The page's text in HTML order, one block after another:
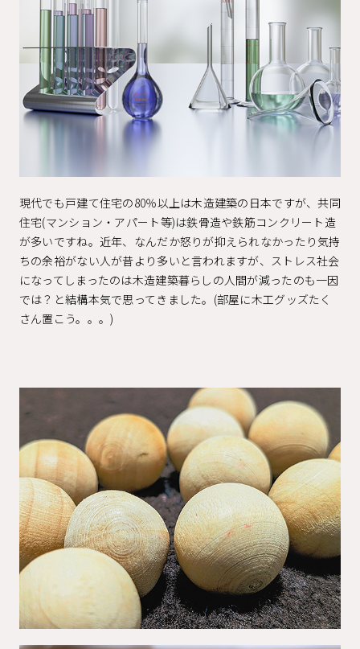
現代でも戸建て住宅の80％以上は木造建築の日本ですが、共同
住宅(マンション・アパート等)は鉄骨造や鉄筋コンクリート造
が多いですね。近年、なんだか怒りが抑えられなかったり気持
ちの余裕がない人が昔より多いと言われますが、ストレス社会
になってしまったのは木造建築暮らしの人間が減ったのも一因
では？と結構本気で思ってきました。(部屋に木工グッズたく
さん置こう。。。)